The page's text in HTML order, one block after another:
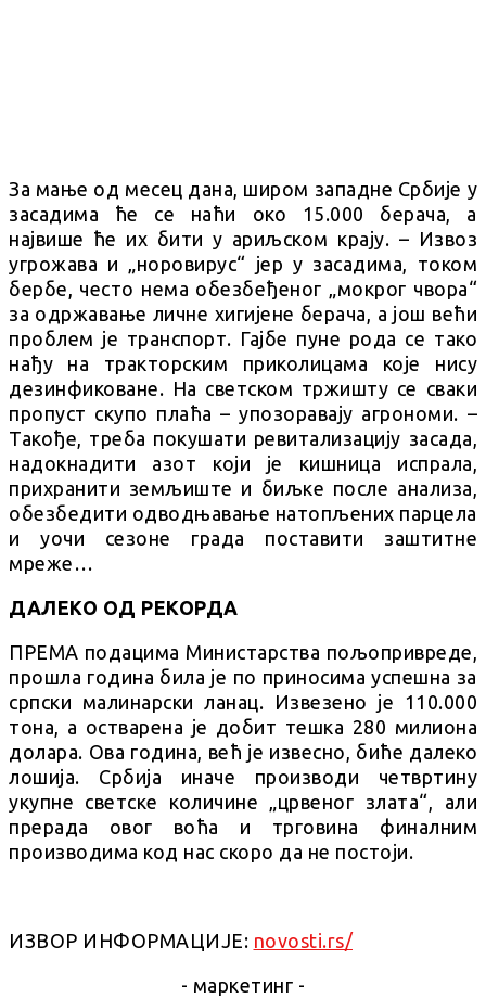
За мање од месец дана, широм западне Србије у
засадима ће се наћи око 15.000 берача, а
највише ће их бити у ариљском крају. – Извоз
угрожава и „норовирус“ јер у засадима, током
бербе, често нема обезбеђеног „мокрог чвора“
за одржавање личне хигијене берача, а још већи
проблем је транспорт. Гајбе пуне рода се тако
нађу на тракторским приколицама које нису
дезинфиковане. На светском тржишту се сваки
пропуст скупо плаћа – упозоравају агрономи. –
Такође, треба покушати ревитализацију засада,
надокнадити азот који је кишница испрала,
прихранити земљиште и биљке после анализа,
обезбедити одводњавање натопљених парцела
и уочи сезоне града поставити заштитне
мреже…
ДАЛЕКО ОД РЕКОРДА
ПРЕМА подацима Министарства пољопривреде,
прошла година била је по приносима успешна за
српски малинарски ланац. Извезено је 110.000
тона, а остварена је добит тешка 280 милиона
долара. Ова година, већ је извесно, биће далеко
лошија. Србија иначе производи четвртину
укупне светске количине „црвеног злата“, али
прерада овог воћа и трговина финалним
производима код нас скоро да не постоји.
ИЗВОР ИНФОРМАЦИЈЕ: novosti.rs/
- маркетинг -